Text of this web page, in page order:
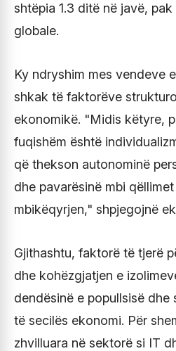
shtëpia 1.3 ditë në javë,
globale.
Ky ndryshim mes vendeve
shkak të faktorëve
ekonomikë. "Midis këtyre,
fuqishëm është
që thekson autonominë
dhe pavarësinë mbi
mbikëqyrjen," shpjegojnë
Gjithashtu, faktorë të tjerë
dhe kohëzgjatjen e
dendësinë e popullsisë
të secilës ekonomi. Për
zhvilluara në sektorë si IT